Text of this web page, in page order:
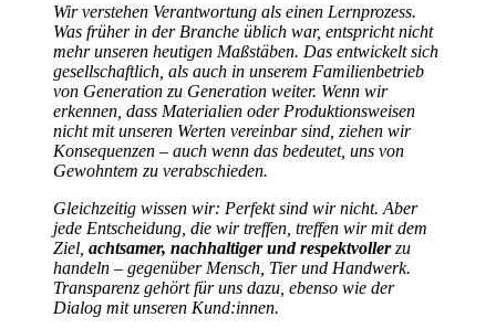
Wir verstehen Verantwortung als einen Lernprozess.
Was früher in der Branche üblich war, entspricht nicht
mehr unseren heutigen Maßstäben. Das entwickelt sich
gesellschaftlich, als auch in unserem Familienbetrieb
von Generation zu Generation weiter. Wenn wir
erkennen, dass Materialien oder Produktionsweisen
nicht mit unseren Werten vereinbar sind, ziehen wir
Konsequenzen – auch wenn das bedeutet, uns von
Gewohntem zu verabschieden.
Gleichzeitig wissen wir: Perfekt sind wir nicht. Aber
jede Entscheidung, die wir treffen, treffen wir mit dem
Ziel, achtsamer, nachhaltiger und respektvollerzu
handeln – gegenüber Mensch, Tier und Handwerk.
Transparenz gehört für uns dazu, ebenso wie der
Dialog mit unseren Kund:innen.